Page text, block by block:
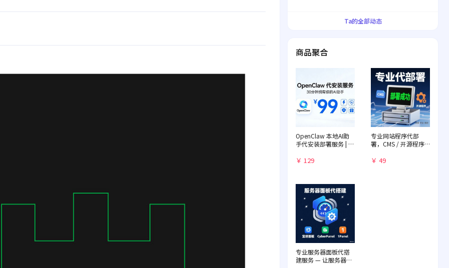
Ta的全部动态
商品聚合
OpenClaw 本地AI助
手代安装部署服务 | 远
门教程
￥ 129
专业网站程序代部
署，CMS / 开源程序
￥ 49
专业服务器面板代搭
建服务 — 让服务器管